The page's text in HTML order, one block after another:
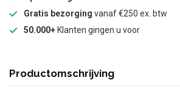
Gratis bezorging vanaf €250 ex. btw
50.000+ Klanten gingen u voor
Productomschrijving